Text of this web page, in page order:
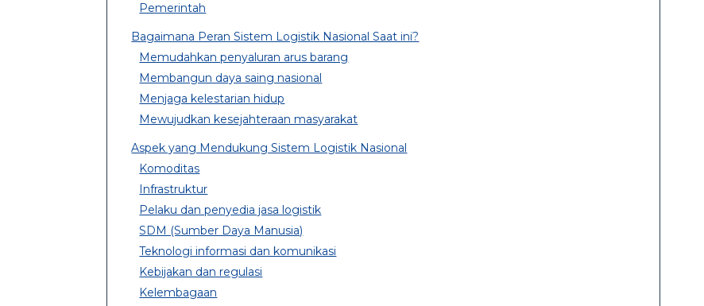
Pemerintah
Bagaimana Peran Sistem Logistik Nasional Saat ini?
Memudahkan penyaluran arus barang
Membangun daya saing nasional
Menjaga kelestarian hidup
Mewujudkan kesejahteraan masyarakat
Aspek yang Mendukung Sistem Logistik Nasional
Komoditas
Infrastruktur
Pelaku dan penyedia jasa logistik
SDM (Sumber Daya Manusia)
Teknologi informasi dan komunikasi
Kebijakan dan regulasi
Kelembagaan